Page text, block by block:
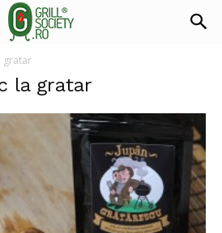
gratar
la gratar